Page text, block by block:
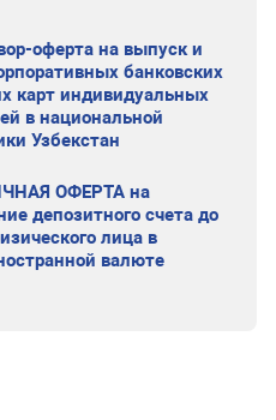
оферта на выпуск и
банковских
карт индивидуальных
в национальной
Узбекстан
ОФЕРТА на
депозитного счета до
лица в
валюте